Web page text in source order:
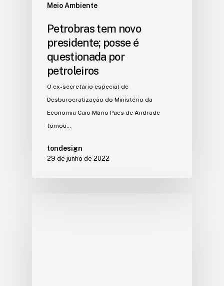
Meio Ambiente
Petrobras tem novo
presidente; posse é
questionada por
petroleiros
O ex-secretário especial de
Desburocratização do Ministério da
Economia Caio Mário Paes de Andrade
tomou…
tondesign
29 de junho de 2022